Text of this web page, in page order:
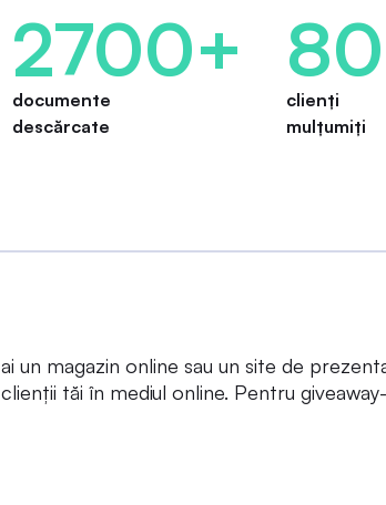
2700+
documente
descărcate
clienți
mulțumiți
ai un magazin online sau un site de
clienții tăi în mediul online. Pentru